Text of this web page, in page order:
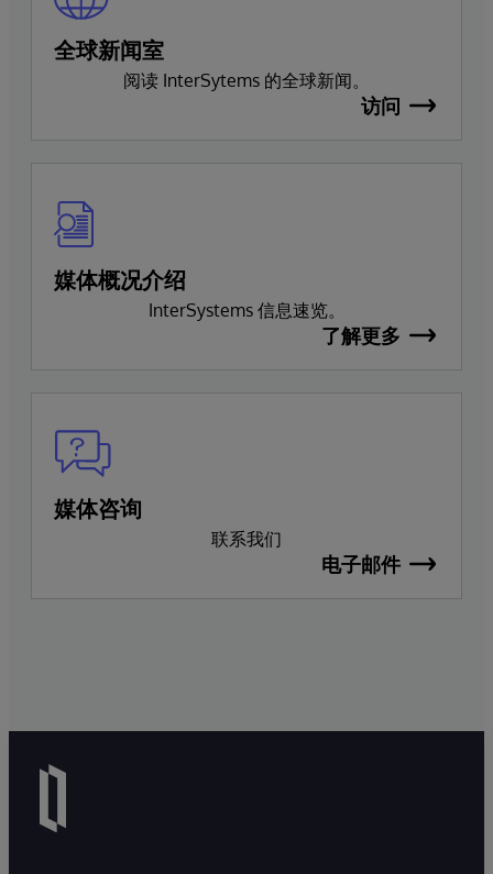
全球新闻室
阅读 InterSytems 的全球新闻。
访问
媒体概况介绍
InterSystems 信息速览。
了解更多
媒体咨询
联系我们
电子邮件